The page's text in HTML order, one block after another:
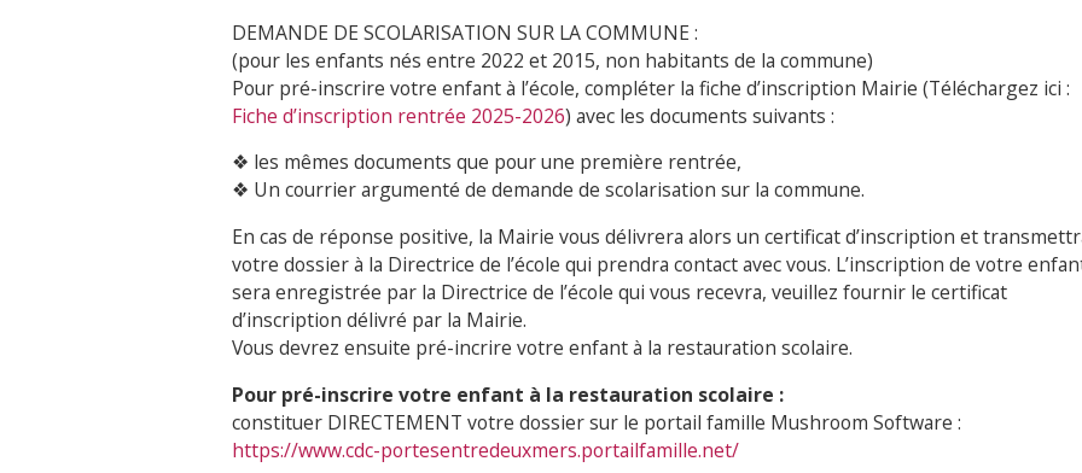
DEMANDE DE SCOLARISATION SUR LA COMMUNE :
(pour les enfants nés entre 2022 et 2015, non habitants de la commune)
Pour pré-inscrire votre enfant à l’école, compléter la fiche d’inscription Mairie (Téléchargez ici :
Fiche d’inscription rentrée 2025-2026) avec les documents suivants :
❖ les mêmes documents que pour une première rentrée,
❖ Un courrier argumenté de demande de scolarisation sur la commune.
En cas de réponse positive, la Mairie vous délivrera alors un certificat d’inscription et
votre dossier à la Directrice de l’école qui prendra contact avec vous. L’inscription de votre
sera enregistrée par la Directrice de l’école qui vous recevra, veuillez fournir le certificat
d’inscription délivré par la Mairie.
Vous devrez ensuite pré-incrire votre enfant à la restauration scolaire.
Pour pré-inscrire votre enfant à la restauration scolaire :
constituer DIRECTEMENT votre dossier sur le portail famille Mushroom Software :
https://www.cdc-portesentredeuxmers.portailfamille.net/